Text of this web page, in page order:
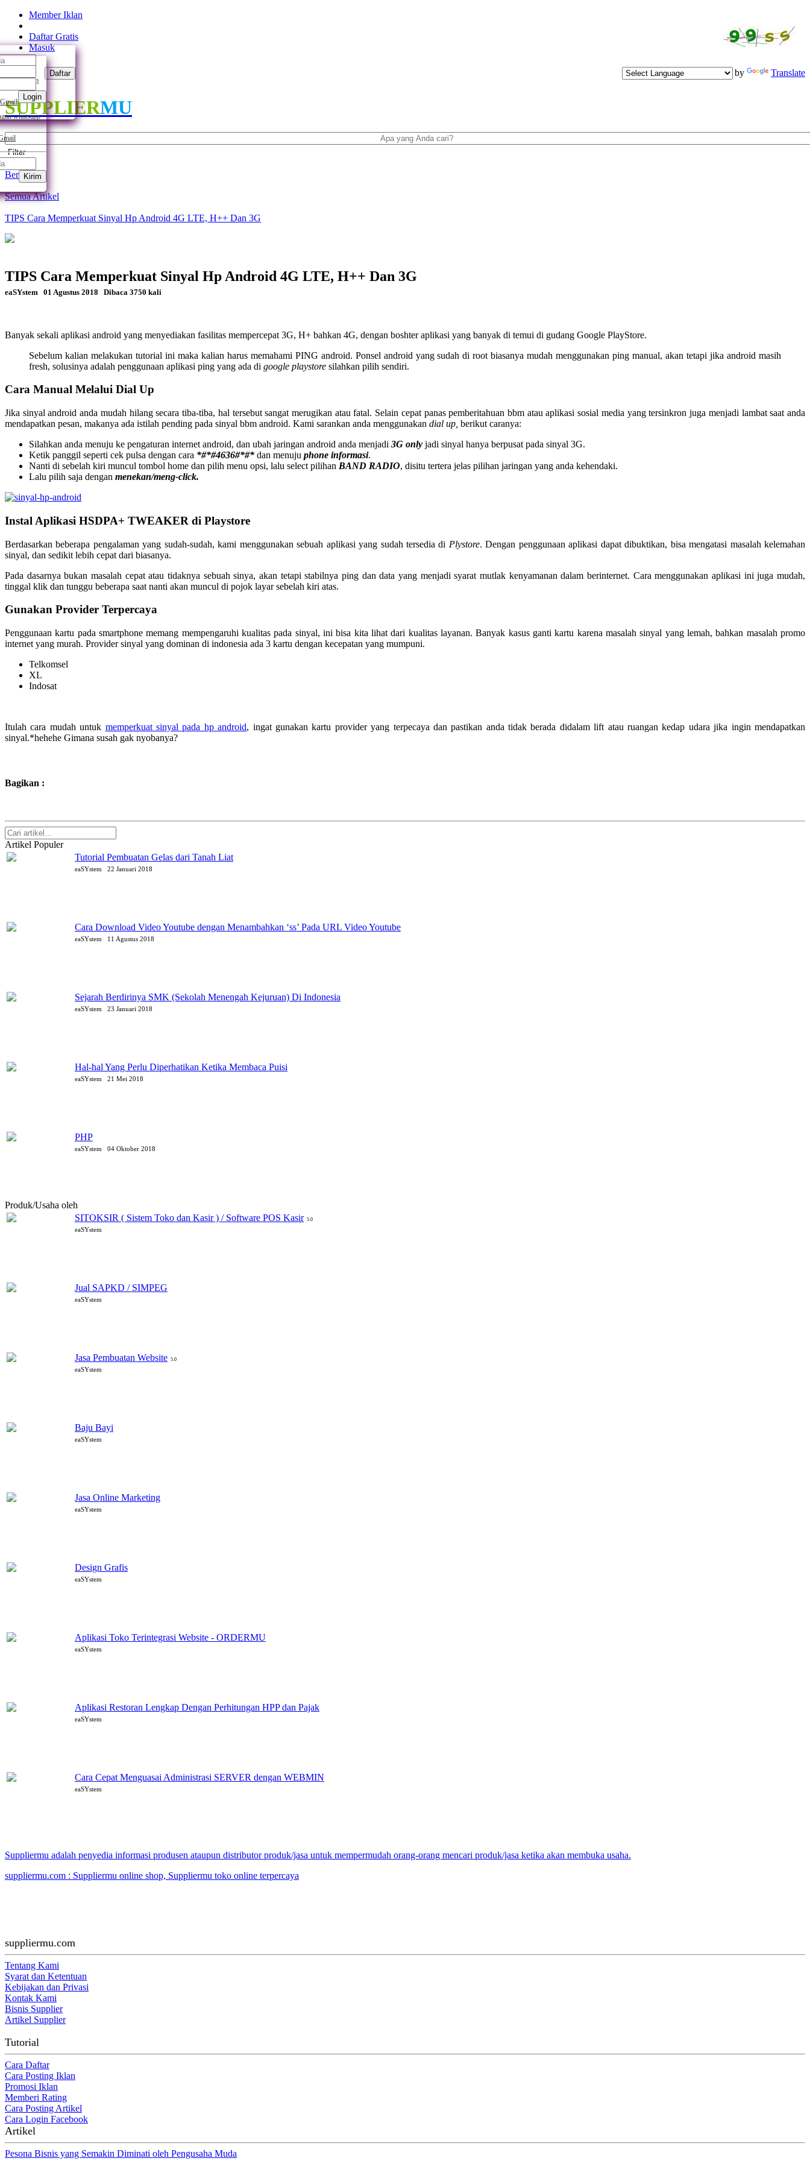
Member Iklan
Daftar Gratis
Daftar
whatsapp
Masuk
Login
whatsapp
Kirim
Powered by Translate
SUPPLIERMU
Filter
Beranda
Semua Artikel
TIPS Cara Memperkuat Sinyal Hp Android 4G LTE, H++ Dan 3G
TIPS Cara Memperkuat Sinyal Hp Android 4G LTE, H++ Dan 3G
eaSYstem 01 Agustus 2018 Dibaca 3750 kali
Banyak sekali aplikasi android yang menyediakan fasilitas mempercepat 3G, H+ bahkan 4G, dengan boshter aplikasi yang banyak di temui di gudang Google PlayStore.
Sebelum kalian melakukan tutorial ini maka kalian harus memahami PING android. Ponsel android yang sudah di root biasanya mudah menggunakan ping manual, akan tetapi jika android masih
fresh, solusinya adalah penggunaan aplikasi ping yang ada di google playstore silahkan pilih sendiri.
Cara Manual Melalui Dial Up
Jika sinyal android anda mudah hilang secara tiba-tiba, hal tersebut sangat merugikan atau fatal. Selain cepat panas pemberitahuan bbm atau aplikasi sosial media yang tersinkron juga menjadi lambat saat anda
mendapatkan pesan, makanya ada istilah pending pada sinyal bbm android. Kami sarankan anda menggunakan dial up, berikut caranya:
Silahkan anda menuju ke pengaturan internet android, dan ubah jaringan android anda menjadi 3G only jadi sinyal hanya berpusat pada sinyal 3G.
Ketik panggil seperti cek pulsa dengan cara *#*#4636#*#* dan menuju phone informasi.
Nanti di sebelah kiri muncul tombol home dan pilih menu opsi, lalu select pilihan BAND RADIO, disitu tertera jelas pilihan jaringan yang anda kehendaki.
Lalu pilih saja dengan menekan/meng-click.
Instal Aplikasi HSDPA+ TWEAKER di Playstore
Berdasarkan beberapa pengalaman yang sudah-sudah, kami menggunakan sebuah aplikasi yang sudah tersedia di Plystore. Dengan penggunaan aplikasi dapat dibuktikan, bisa mengatasi masalah kelemahan
sinyal, dan sedikit lebih cepat dari biasanya.
Pada dasarnya bukan masalah cepat atau tidaknya sebuah sinya, akan tetapi stabilnya ping dan data yang menjadi syarat mutlak kenyamanan dalam berinternet. Cara menggunakan aplikasi ini juga mudah,
tinggal klik dan tunggu beberapa saat nanti akan muncul di pojok layar sebelah kiri atas.
Gunakan Provider Terpercaya
Penggunaan kartu pada smartphone memang mempengaruhi kualitas pada sinyal, ini bisa kita lihat dari kualitas layanan. Banyak kasus ganti kartu karena masalah sinyal yang lemah, bahkan masalah promo
internet yang murah. Provider sinyal yang dominan di indonesia ada 3 kartu dengan kecepatan yang mumpuni.
Telkomsel
XL
Indosat
Itulah cara mudah untuk memperkuat sinyal pada hp android, ingat gunakan kartu provider yang terpecaya dan pastikan anda tidak berada didalam lift atau ruangan kedap udara jika ingin mendapatkan
sinyal.*hehehe Gimana susah gak nyobanya?
Bagikan :
Artikel Populer
Tutorial Pembuatan Gelas dari Tanah Liat
eaSYstem 22 Januari 2018
Cara Download Video Youtube dengan Menambahkan ‘ss’ Pada URL Video Youtube
eaSYstem 11 Agustus 2018
Sejarah Berdirinya SMK (Sekolah Menengah Kejuruan) Di Indonesia
eaSYstem 23 Januari 2018
Hal-hal Yang Perlu Diperhatikan Ketika Membaca Puisi
eaSYstem 21 Mei 2018
PHP
eaSYstem 04 Oktober 2018
Produk/Usaha oleh
SITOKSIR ( Sistem Toko dan Kasir ) / Software POS Kasir 5.0
eaSYstem
Jual SAPKD / SIMPEG
eaSYstem
Jasa Pembuatan Website 5.0
eaSYstem
Baju Bayi
eaSYstem
Jasa Online Marketing
eaSYstem
Design Grafis
eaSYstem
Aplikasi Toko Terintegrasi Website - ORDERMU
eaSYstem
Aplikasi Restoran Lengkap Dengan Perhitungan HPP dan Pajak
eaSYstem
Cara Cepat Menguasai Administrasi SERVER dengan WEBMIN
eaSYstem
Suppliermu adalah penyedia informasi produsen ataupun distributor produk/jasa untuk mempermudah orang-orang mencari produk/jasa ketika akan membuka usaha.
suppliermu.com : Suppliermu online shop, Suppliermu toko online terpercaya
suppliermu.com
Tentang Kami
Syarat dan Ketentuan
Kebijakan dan Privasi
Kontak Kami
Bisnis Supplier
Artikel Supplier
Tutorial
Cara Daftar
Cara Posting Iklan
Promosi Iklan
Memberi Rating
Cara Posting Artikel
Cara Login Facebook
Artikel
Pesona Bisnis yang Semakin Diminati oleh Pengusaha Muda